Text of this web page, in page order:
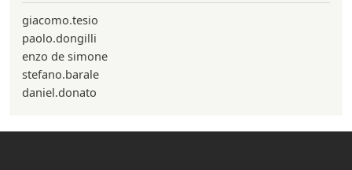
giacomo.tesio
paolo.dongilli
enzo de simone
stefano.barale
daniel.donato